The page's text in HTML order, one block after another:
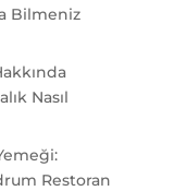
Bilmeniz
Nasıl
Restoran